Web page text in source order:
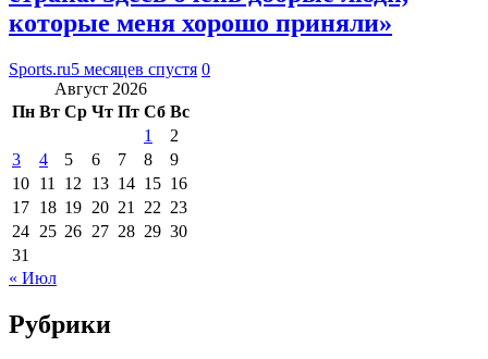
которые меня хорошо приняли»
Sports.ru5 месяцев спустя 0
Август 2026
Пн Вт Ср Чт Пт Сб Вс
1
2
3
4 5 6 7 8
9
10 11 12 13 14 15 16
17 18 19 20 21 22 23
24 25 26 27 28 29 30
31
« Июл
Рубрики